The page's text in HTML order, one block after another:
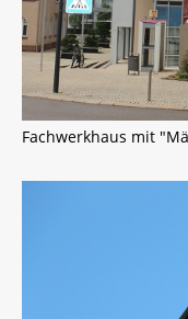
Fachwerkhaus mit